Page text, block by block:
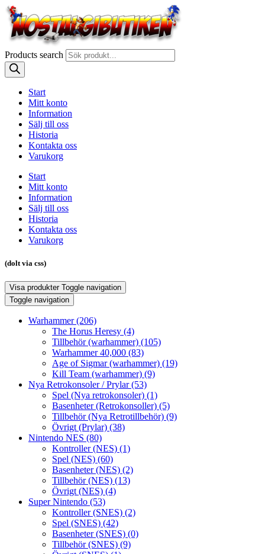
Products search
Start
Mitt konto
Information
Sälj till oss
Historia
Kontakta oss
Varukorg
Start
Mitt konto
Information
Sälj till oss
Historia
Kontakta oss
Varukorg
(dolt via css)
Visa produkter Toggle navigation
Toggle navigation
Warhammer(206)
The Horus Heresy (4)
Tillbehör (warhammer) (105)
Warhammer 40,000 (83)
Age of Sigmar (warhammer) (19)
Kill Team (warhammer) (9)
Nya Retrokonsoler / Prylar(53)
Spel (Nya retrokonsoler) (1)
Basenheter (Retrokonsoller) (5)
Tillbehör (Nya Retrotillbehör) (9)
Övrigt (Prylar) (38)
Nintendo NES (80)
Kontroller (NES) (1)
Spel (NES) (60)
Basenheter (NES) (2)
Tillbehör (NES) (13)
Övrigt (NES) (4)
Super Nintendo (53)
Kontroller (SNES) (2)
Spel (SNES) (42)
Basenheter (SNES) (0)
Tillbehör (SNES) (9)